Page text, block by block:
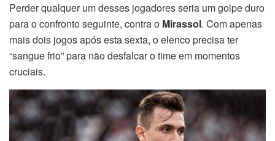
Perder qualquer um desses jogadores seria um golpe duro
para o confronto seguinte, contra o Mirassol. Com apenas
mais dois jogos após esta sexta, o elenco precisa ter
“sangue frio” para não desfalcar o time em momentos
cruciais.